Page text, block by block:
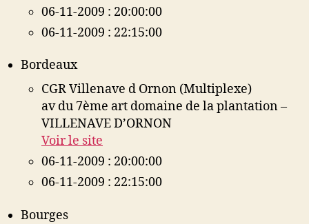
06-11-2009 : 20:00:00
06-11-2009 : 22:15:00
Bordeaux
CGR Villenave d Ornon (Multiplexe)
av du 7ème art domaine de la plantation –
VILLENAVE D’ORNON
Voir le site
06-11-2009 : 20:00:00
06-11-2009 : 22:15:00
Bourges